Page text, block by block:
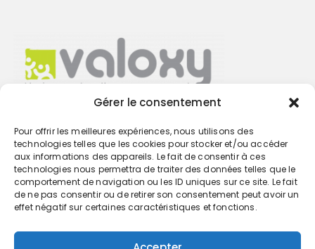
Gérer le consentement
Pour offrir les meilleures expériences, nous utilisons des
technologies telles que les cookies pour stocker et/ou accéder
aux informations des appareils. Le fait de consentir à ces
technologies nous permettra de traiter des données telles que le
comportement de navigation ou les ID uniques sur ce site. Le fait
de ne pas consentir ou de retirer son consentement peut avoir un
effet négatif sur certaines caractéristiques et fonctions.
Trouvez votre cabinet
GO